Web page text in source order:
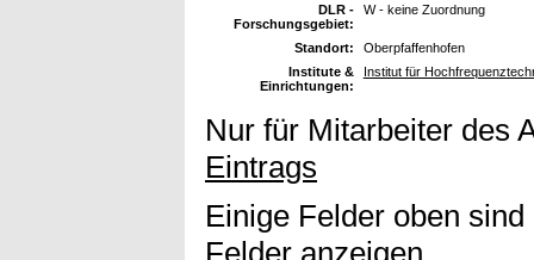
DLR -
Forschungsgebiet:
W - keine Zuordnung
Standort:
Oberpfaffenhofen
Institute &
Einrichtungen:
Institut für
Nur für Mitarbeiter des
Eintrags
Einige Felder oben